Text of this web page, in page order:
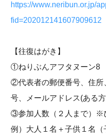
https://www.neribun.or.jp/
fid=202012141607909612
【往復はがき】
①ねりぶんアフタヌーン8
②代表者の郵便番号、住所
号、メールアドレス(ある
③参加人数（２人まで）※
例）大人１名＋子供１名